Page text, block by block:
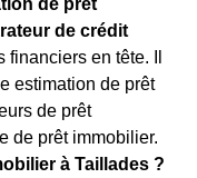
de prêt
de crédit
en tête. Il
estimation de prêt
de prêt
de prêt immobilier.
à Taillades ?